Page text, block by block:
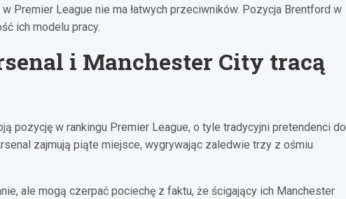
Premier League nie ma łatwych przeciwników. Pozycja Brentford w
ich modelu pracy.
i Manchester City tracą
pozycję w rankingu Premier League, o tyle tradycyjni pretendenci do
zajmują piąte miejsce, wygrywając zaledwie trzy z ośmiu
ale mogą czerpać pociechę z faktu, że ścigający ich Manchester